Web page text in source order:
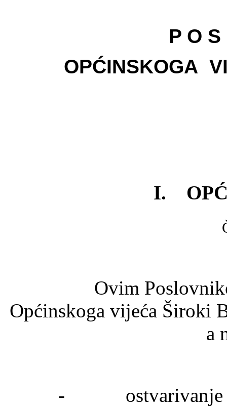
P O
OPĆINSKOGA
I.
Ovim Poslovnikom
Općinskoga vijeća Široki
a
- ostvarivanje